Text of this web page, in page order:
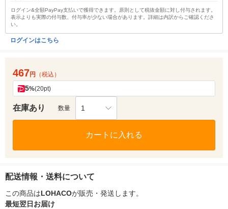
ログイン&全額PayPay支払いで獲得できます。原則として税抜金額に対し付与されます。
表示よりも実際の付与数、付与率が少ない場合があります。詳細は内訳からご確認くださ
い。
ログインはこちら
467円 （税込）
5%(20pt)
在庫あり 数量 1
カートに入れる
配送情報・送料について
この商品はLOHACOが販売・発送します。
最短翌日お届け